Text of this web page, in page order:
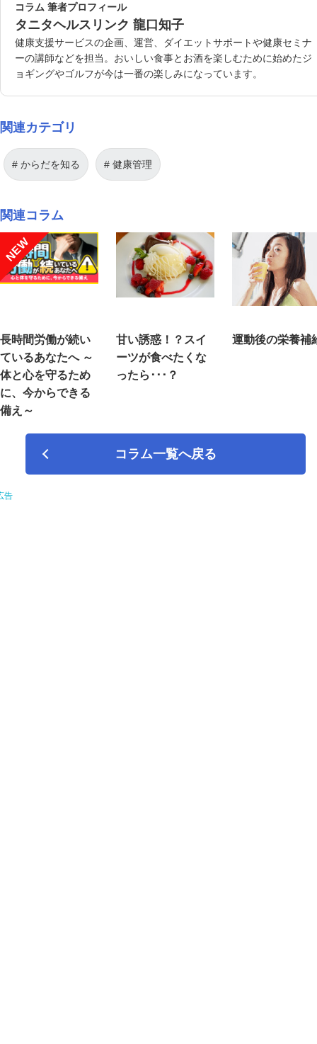
コラム 筆者プロフィール
タニタヘルスリンク 龍口知子
健康支援サービスの企画、運営、ダイエットサポートや健康セミナ
ーの講師などを担当。おいしい食事とお酒を楽しむために始めたジ
ョギングやゴルフが今は一番の楽しみになっています。
関連カテゴリ
からだを知る 健康管理
関連コラム
NEW
長時間労働が続い
ているあなたへ ～
体と心を守るため
に、今からできる
備え～
甘い誘惑！？スイ
ーツが食べたくな
ったら･･･？
運動後の栄養補
コラム一覧へ戻る